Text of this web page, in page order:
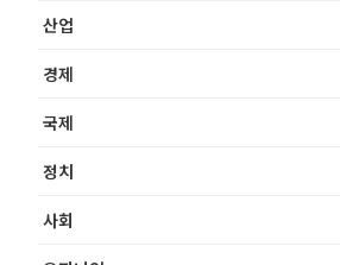
산업
경제
국제
정치
사회